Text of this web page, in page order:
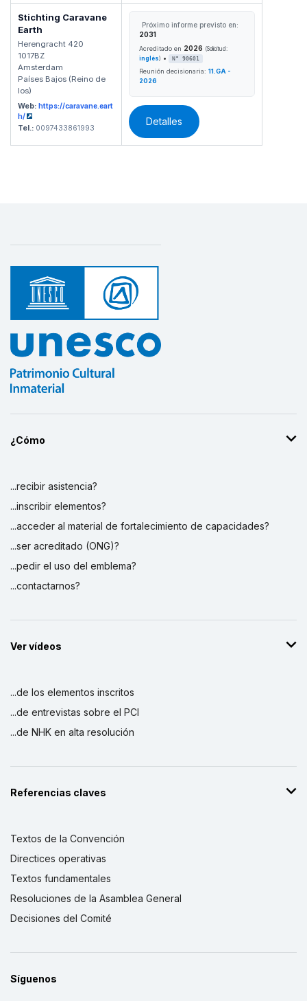
Stichting Caravane
Earth
Herengracht 420
1017BZ
Amsterdam
Países Bajos (Reino de
los)
Web: https://caravane.eart
h/
Tel.: 0097433861993
Próximo informe previsto en:
2031
Acreditado en 2026 (Solicitud:
inglés) • N° 90601
Reunión decisionaria: 11.GA -
2026
Detalles
¿Cómo
...recibir asistencia?
...inscribir elementos?
...acceder al material de fortalecimiento de capacidades?
...ser acreditado (ONG)?
...pedir el uso del emblema?
...contactarnos?
Ver vídeos
...de los elementos inscritos
...de entrevistas sobre el PCI
...de NHK en alta resolución
Referencias claves
Textos de la Convención
Directices operativas
Textos fundamentales
Resoluciones de la Asamblea General
Decisiones del Comité
Síguenos